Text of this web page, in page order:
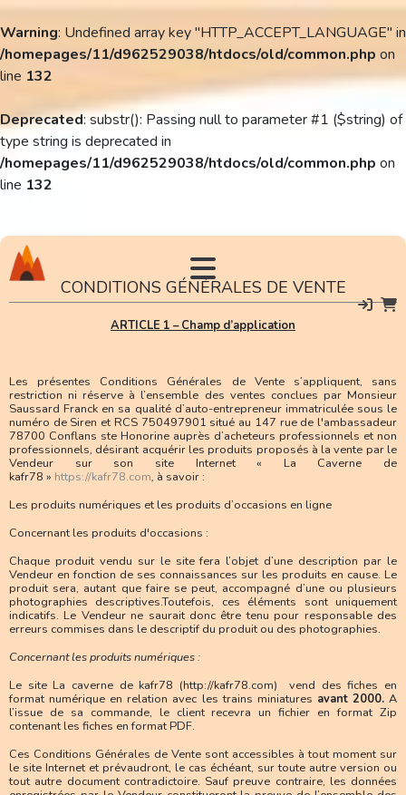
Warning: Undefined array key "HTTP_ACCEPT_LANGUAGE" in
/homepages/11/d962529038/htdocs/old/common.php on
line 132
Deprecated: substr(): Passing null to parameter #1 ($string) of
type string is deprecated in
/homepages/11/d962529038/htdocs/old/common.php on
line 132
CONDITIONS GÉNÉRALES DE VENTE
ARTICLE 1 – Champ d’application
Les présentes Conditions Générales de Vente s’appliquent, sans
restriction ni réserve à l’ensemble des ventes conclues par Monsieur
Saussard Franck en sa qualité d’auto-entrepreneur immatriculée sous le
numéro de Siren et RCS 750497901 situé au 147 rue de l'ambassadeur
78700 Conflans ste Honorine auprès d’acheteurs professionnels et non
professionnels, désirant acquérir les produits proposés à la vente par le
Vendeur sur son site Internet « La Caverne de
kafr78 » https://kafr78.com, à savoir :
Les produits numériques etles produits d’occasions en ligne
Concernant les produits d'occasions :
Chaque produit vendu sur le site fera l’objet d’une description par le
Vendeur en fonction de ses connaissances sur les produits en cause. Le
produit sera, autant que faire se peut, accompagné d’une ou plusieurs
photographies descriptives.Toutefois, ces éléments sont uniquement
indicatifs. Le Vendeur ne saurait donc être tenu pour responsable des
erreurs commises dans le descriptif du produit ou des photographies.
Concernant les produits numériques :
Le site La caverne de kafr78 (http://kafr78.com) vend des fiches en
format numérique en relation avec les trains miniatures avant 2000.A
l’issue de sa commande, le client recevra un fichier en format Zip
contenant les fiches en format PDF.
Ces Conditions Générales de Vente sont accessibles à tout moment sur
le site Internet et prévaudront, le cas échéant, sur toute autre version ou
tout autre document contradictoire. Sauf preuve contraire, les données